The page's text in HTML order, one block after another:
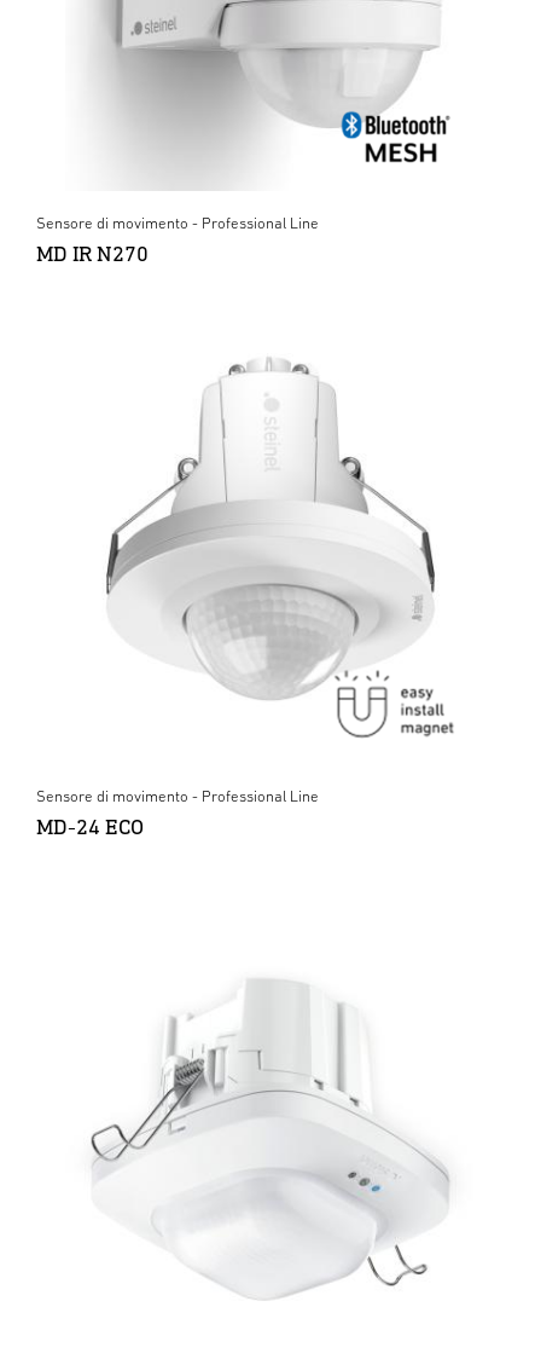
Sensore di movimento - Professional Line
MD IR N270
Sensore di movimento - Professional Line
MD-24 ECO